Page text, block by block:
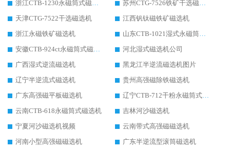
浙江CTB-1230永磁筒式磁选机生产厂家
苏州CTG-7526铁矿干选磁选机
天津CTG-7522干选磁选机
江西钒钛磁铁矿磁选机
浙江永磁铁矿磁选机
山东CTB-1021湿式永磁筒式磁选机
安徽CTB-924ct永磁筒式磁选机
河北湿式磁选机公司
广西湿式逆流磁选机
黑龙江半逆流磁选机图片
辽宁半逆流式磁选机
贵州高强磁除铁磁选机
广东高强磁平板磁选机
辽宁CTB-712干粉永磁筒式磁选机
云南CTB-618永磁筒式磁选机
吉林河沙磁选机
宁夏河沙磁选机视频
云南带式高强磁磁选机
河南小型高强磁磁选机
广东半逆流型滚筒磁选机